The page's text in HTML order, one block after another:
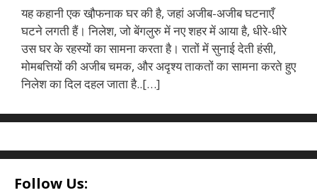
यह कहानी एक खौ़फनाक घर की है, जहां अजीब-अजीब घटनाएँ
घटने लगती हैं। निलेश, जो बेंगलुरु में नए शहर में आया है, धीरे-धीरे
उस घर के रहस्यों का सामना करता है। रातों में सुनाई देती हंसी,
मोमबत्तियों की अजीब चमक, और अदृश्य ताकतों का सामना करते हुए
निलेश का दिल दहल जाता है..[…]
Follow Us: